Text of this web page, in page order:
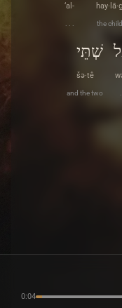
the
‘al-
. . .
שְׁתֵּי
šə·tê
and the two
0:04